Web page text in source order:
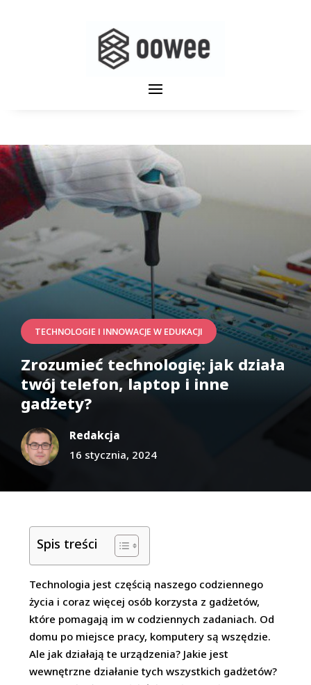
TECHNOLOGIE I INNOWACJE W EDUKACJI
Zrozumieć technologię: jak działa
twój telefon, laptop i inne
gadżety?
Redakcja
16 stycznia, 2024
Spis treści
Technologia jest częścią naszego codziennego
życia i coraz więcej osób korzysta z gadżetów,
które pomagają im w codziennych zadaniach. Od
domu po miejsce pracy, komputery są wszędzie.
Ale jak działają te urządzenia? Jakie jest
wewnętrzne działanie tych wszystkich gadżetów?